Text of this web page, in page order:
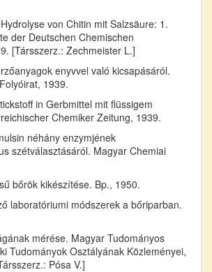
von Chitin mit Salzsäure: 1.
der Deutschen Chemischen
[Társszerz.: Zechmeister L.]
enyvvel való kicsapásáról.
1939.
in Gerbmittel mit flüssigem
Chemiker Zeitung, 1939.
néhány enzymjének
szétválasztásáról. Magyar Chemiai
bőrök kikészítése. Bp., 1950.
laboratóriumi módszerek a bőriparban.
mérése. Magyar Tudományos
Tudományok Osztályának Közleményei,
Pósa V.]